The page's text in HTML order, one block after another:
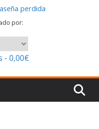
perdida
por:
0,00€